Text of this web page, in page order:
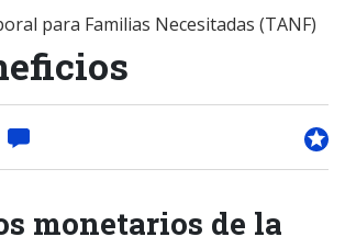
para Familias Necesitadas (TANF)
monetarios de la